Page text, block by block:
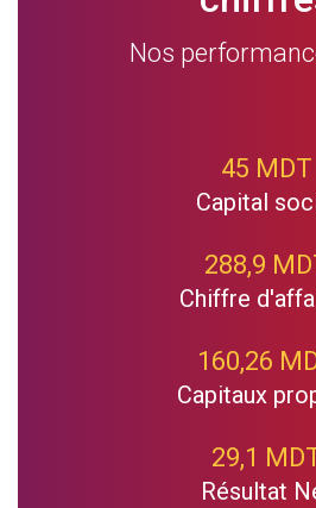
Nos
45 MDT
Capital
288,9
Chiffre
160,26
Capitaux
29,1
Résultat